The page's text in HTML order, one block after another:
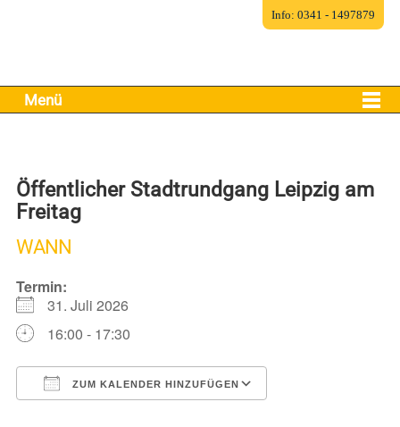
Menü
Öffentlicher Stadtrundgang Leipzig am
Freitag
WANN
Termin:
31. Juli 2026
16:00 - 17:30
ZUM KALENDER HINZUFÜGEN
Info: 0341 - 1497879